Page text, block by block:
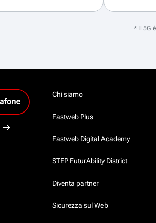
* Il 5G
Chi siamo
Fastweb Plus
Fastweb Digital Academy
STEP FuturAbility District
Diventa partner
Sicurezza sul Web